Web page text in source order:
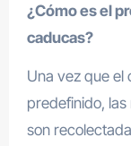
¿Cómo es el
caducas?
Una vez que el
predefinido,
son